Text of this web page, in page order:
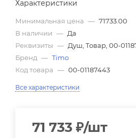
Характеристики
Минимальная цена — 71733.00
В наличии — Да
Реквизиты — Душ, Товар, 00-
Бренд — Timo
Код товара — 00-01187443
Все характеристики
71 733 ₽/шт